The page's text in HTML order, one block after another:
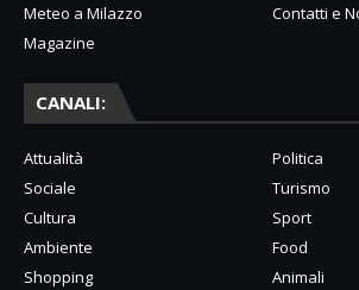
Meteo a Milazzo
Contatti e
Magazine
CANALI:
Attualità
Politica
Sociale
Turismo
Cultura
Sport
Ambiente
Food
Shopping
Animali